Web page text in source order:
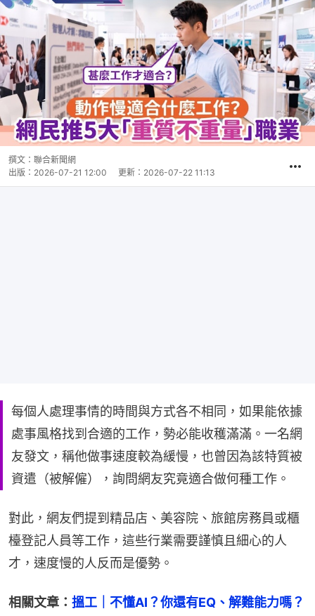
撰文： 聯合新聞網
出版： 2026-07-21 12:00 更新： 2026-07-22 11:13
每個人處理事情的時間與方式各不相同，如果能依據
處事風格找到合適的工作，勢必能收穫滿滿。一名網
友發文，稱他做事速度較為緩慢，也曾因為該特質被
資遣（被解僱），詢問網友究竟適合做何種工作。
對此，網友們提到精品店、美容院、旅館房務員或櫃
檯登記人員等工作，這些行業需要謹慎且細心的人
才，速度慢的人反而是優勢。
相關文章： 搵工｜不懂AI？你還有EQ、解難能力嗎？